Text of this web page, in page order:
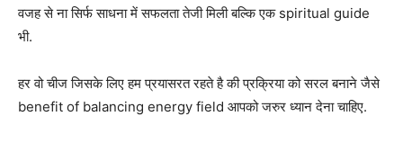
वजह से ना सिर्फ साधना में सफलता तेजी मिली बल्कि एक spiritual guide
भी.
हर वो चीज जिसके लिए हम प्रयासरत रहते है की प्रक्रिया को सरल बनाने जैसे
benefit of balancing energy field आपको जरुर ध्यान देना चाहिए.